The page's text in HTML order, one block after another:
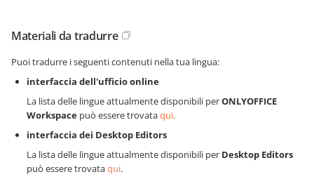
Materiali da tradurre
Puoi tradurre i seguenti contenuti nella tua lingua:
interfaccia dell'ufficio online
La lista delle lingue attualmente disponibili perONLYOFFICE
Workspace può essere trovataqui.
interfaccia dei Desktop Editors
La lista delle lingue attualmente disponibili per Desktop Editors
può essere trovataqui.